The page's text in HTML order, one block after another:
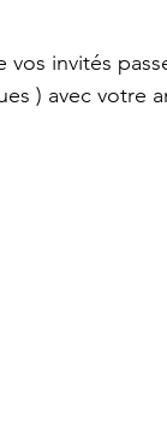
invités
) avec votre